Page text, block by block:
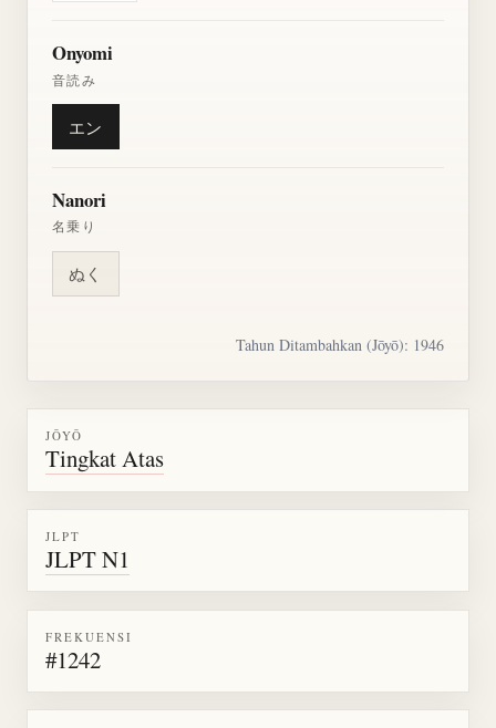
Onyomi
音読み
エン
Nanori
名乗り
ぬく
Tahun Ditambahkan (Jōyō): 1946
JŌYŌ
Tingkat Atas
JLPT
JLPT N1
FREKUENSI
#1242